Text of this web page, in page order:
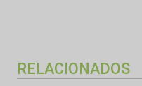
RELACIONADOS